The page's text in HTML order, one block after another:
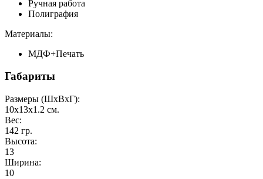
Ручная работа
Полиграфия
Материалы:
МДФ+Печать
Габариты
Размеры (ШxВxГ):
10x13x1.2 см.
Вес:
142 гр.
Высота:
13
Ширина:
10